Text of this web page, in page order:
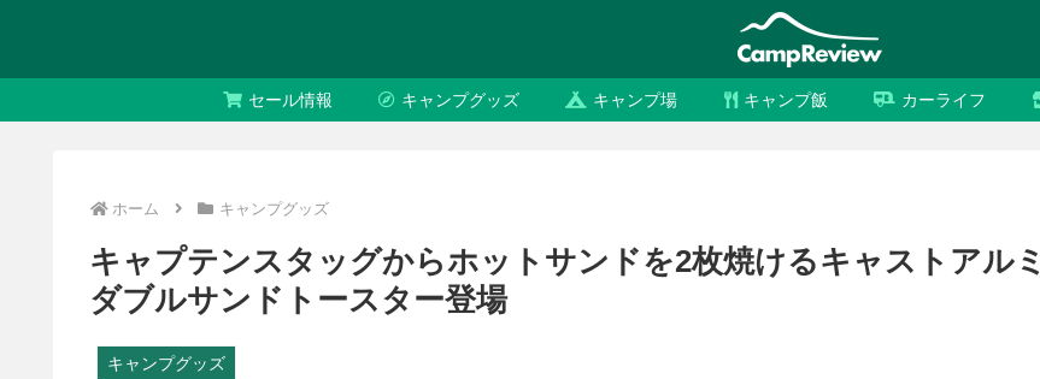
セール情報 キャンプグッズ キャンプ場 キャンプ飯 カーライフ
ホーム キャンプグッズ
キャプテンスタッグからホットサンドを2枚焼けるキャストアルミ
ダブルサンドトースター登場
キャンプグッズ